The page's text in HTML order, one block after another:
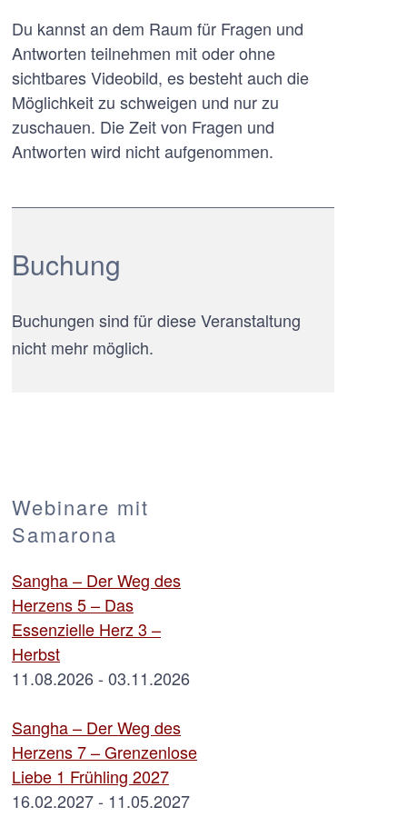
Du kannst an dem Raum für Fragen und
Antworten teilnehmen mit oder ohne
sichtbares Videobild, es besteht auch die
Möglichkeit zu schweigen und nur zu
zuschauen. Die Zeit von Fragen und
Antworten wird nicht aufgenommen.
Buchung
Buchungen sind für diese Veranstaltung
nicht mehr möglich.
Webinare mit
Samarona
Sangha – Der Weg des
Herzens 5 – Das
Essenzielle Herz 3 –
Herbst
11.08.2026 - 03.11.2026
Sangha – Der Weg des
Herzens 7 – Grenzenlose
Liebe 1 Frühling 2027
16.02.2027 - 11.05.2027